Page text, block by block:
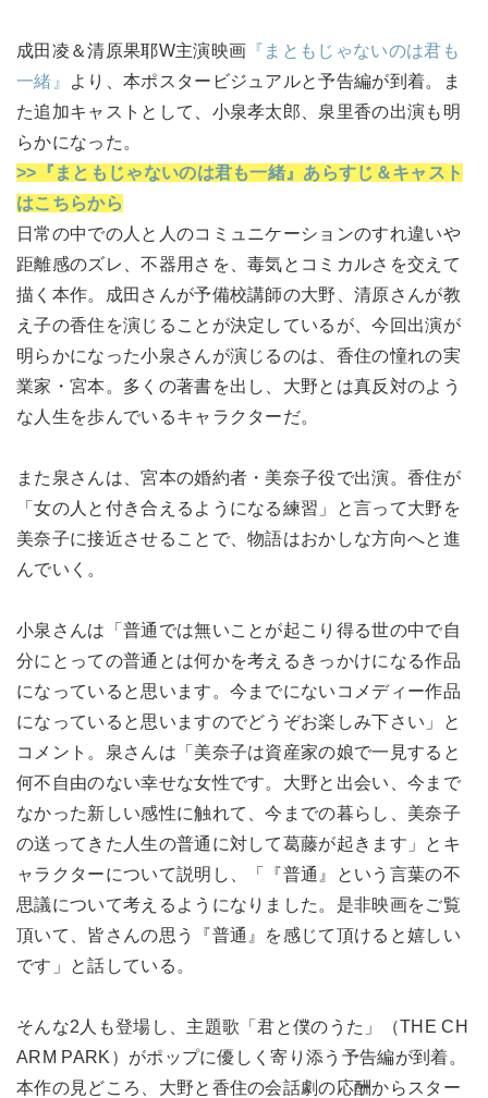
成田凌＆清原果耶W主演映画 『まともじゃないのは君も
一緒』
より、本ポスタービジュアルと予告編が到着。ま
た追加キャストとして、小泉孝太郎、泉里香の出演も明
らかになった。
>>『まともじゃないのは君も一緒』あらすじ＆キャスト
はこちらから
日常の中での人と人のコミュニケーションのすれ違いや
距離感のズレ、不器用さを、毒気とコミカルさを交えて
描く本作。成田さんが予備校講師の大野、清原さんが教
え子の香住を演じることが決定しているが、今回出演が
明らかになった小泉さんが演じるのは、香住の憧れの実
業家・宮本。多くの著書を出し、大野とは真反対のよう
な人生を歩んでいるキャラクターだ。
また泉さんは、宮本の婚約者・美奈子役で出演。香住が
「女の人と付き合えるようになる練習」と言って大野を
美奈子に接近させることで、物語はおかしな方向へと進
んでいく。
小泉さんは「普通では無いことが起こり得る世の中で自
分にとっての普通とは何かを考えるきっかけになる作品
になっていると思います。今までにないコメディー作品
になっていると思いますのでどうぞお楽しみ下さい」と
コメント。泉さんは「美奈子は資産家の娘で一見すると
何不自由のない幸せな女性です。大野と出会い、今まで
なかった新しい感性に触れて、今までの暮らし、美奈子
の送ってきた人生の普通に対して葛藤が起きます」とキ
ャラクターについて説明し、「『普通』という言葉の不
思議について考えるようになりました。是非映画をご覧
頂いて、皆さんの思う『普通』を感じて頂けると嬉しい
です」と話している。
そんな2人も登場し、主題歌「君と僕のうた」（THE CH
ARM PARK）がポップに優しく寄り添う予告編が到着。
本作の見どころ、大野と香住の会話劇の応酬からスター